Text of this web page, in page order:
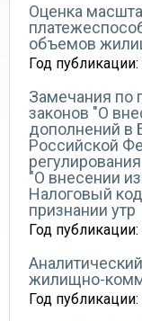
Оценка
объемов
Год публикации:
Замечания по
законов "О
дополнений в
Российской
"О внесении
Налоговый
признании утр
Год публикации:
жилищно-
Год публикации: